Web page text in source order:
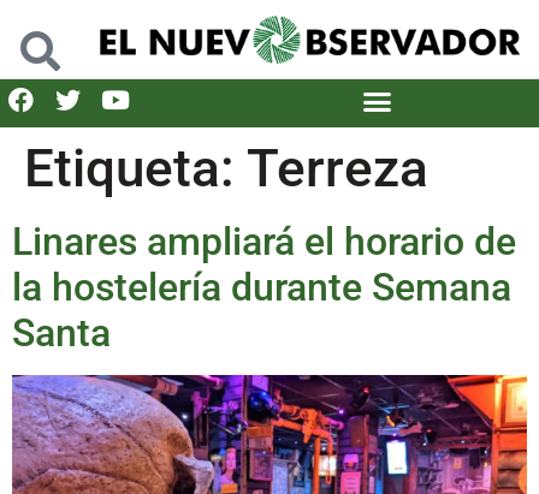
Etiqueta: Terreza
Linares ampliará el horario de
la hostelería durante Semana
Santa